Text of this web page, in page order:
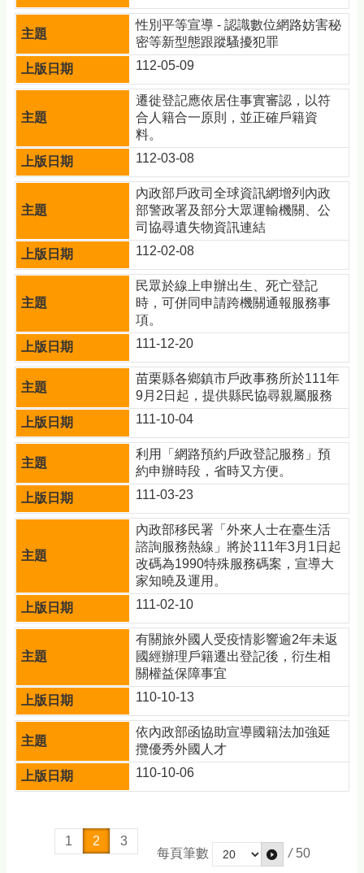
性別平等宣導 - 認識數位網路妨害秘
密等新型態跟蹤騷擾犯罪
112-05-09
遷徙登記應依居住事實審認，以符
合人籍合一原則，並正確戶籍資
料。
112-03-08
內政部戶政司全球資訊網增列內政
部警政署及部分大眾運輸機關、公
司協尋遺失物資訊連結
112-02-08
民眾於線上申辦出生、死亡登記
時，可併同申請跨機關通報服務事
項。
111-12-20
苗栗縣各鄉鎮市戶政事務所於111年
9月2日起，提供縣民協尋親屬服務
111-10-04
利用「網路預約戶政登記服務」預
約申辦時段，省時又方便。
111-03-23
內政部移民署「外來人士在臺生活
諮詢服務熱線」將於111年3月1日起
改碼為1990特殊服務碼案，宣導大
家知曉及運用。
111-02-10
有關旅外國人受疫情影響逾2年未返
國經辦理戶籍遷出登記後，衍生相
關權益保障事宜
110-10-13
依內政部函協助宣導國籍法加強延
攬優秀外國人才
110-10-06
1 2
3
每頁筆數
/ 50